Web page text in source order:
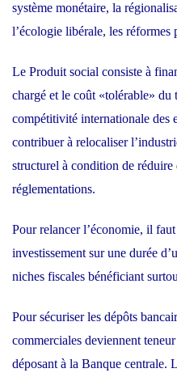
système monétaire, la
l’écologie libérale, les réformes
Le Produit social consiste à
chargé et le coût «tolérable»
compétitivité internationale des
contribuer à relocaliser
structurel à condition de réduire
réglementations.
Pour relancer l’économie, il
investissement sur une durée
niches fiscales bénéficiant
Pour sécuriser les dépôts
commerciales deviennent
déposant à la Banque centrale.